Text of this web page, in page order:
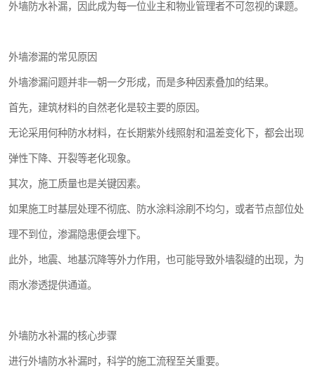
外墙防水补漏，因此成为每一位业主和物业管理者不可忽视的课题。
外墙渗漏的常见原因
外墙渗漏问题并非一朝一夕形成，而是多种因素叠加的结果。
首先，建筑材料的自然老化是较主要的原因。
无论采用何种防水材料，在长期紫外线照射和温差变化下，都会出现
弹性下降、开裂等老化现象。
其次，施工质量也是关键因素。
如果施工时基层处理不彻底、防水涂料涂刷不均匀，或者节点部位处
理不到位，渗漏隐患便会埋下。
此外，地震、地基沉降等外力作用，也可能导致外墙裂缝的出现，为
雨水渗透提供通道。
外墙防水补漏的核心步骤
进行外墙防水补漏时，科学的施工流程至关重要。